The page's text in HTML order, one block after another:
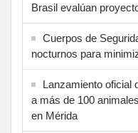
Brasil evalúan
Cuerpos de
nocturnos para
Lanzamiento oficial
a más de 100
en Mérida